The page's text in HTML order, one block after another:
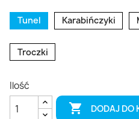
Tunel Karabińczyki
Troczki
Ilość
 DODAJ DO